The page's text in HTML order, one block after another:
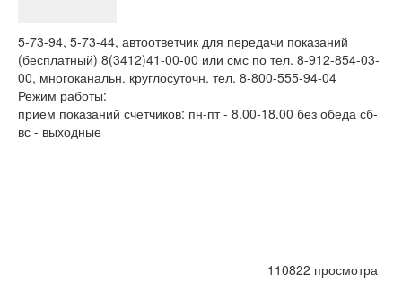
5-73-94, 5-73-44, автоответчик для передачи показаний
(бесплатный) 8(3412)41-00-00 или смс по тел. 8-912-854-03-
00, многоканальн. круглосуточн. тел. 8-800-555-94-04
Режим работы:
прием показаний счетчиков: пн-пт - 8.00-18.00 без обеда сб-
вс - выходные
110822 просмотра